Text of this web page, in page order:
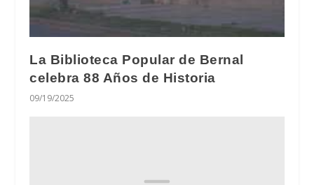
La Biblioteca Popular de Bernal
celebra 88 Años de Historia
09/19/2025